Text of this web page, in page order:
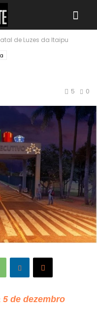
de Luzes da Itaipu
0
5
de dezembro